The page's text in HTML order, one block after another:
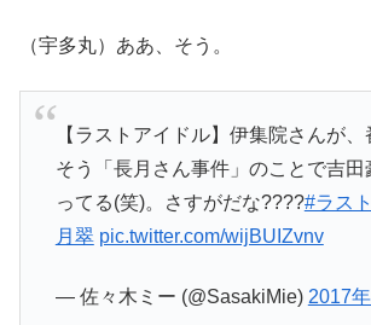
（宇多丸）ああ、そう。
【ラストアイドル】伊集院さんが、
そう「長月さん事件」のことで吉田
ってる(笑)。さすがだな????#ラス
月翠 pic.twitter.com/wijBUIZvnv
— 佐々木ミー (@SasakiMie) 2017